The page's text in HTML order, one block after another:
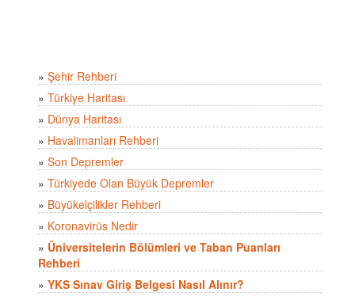
» Şehir Rehberi
» Türkiye Haritası
» Dünya Haritası
» Havalimanları Rehberi
» Son Depremler
» Türkiyede Olan Büyük Depremler
» Büyükelçilikler Rehberi
» Koronavirüs Nedir
» Üniversitelerin Bölümleri ve Taban Puanları
Rehberi
» YKS Sınav Giriş Belgesi Nasıl Alınır?